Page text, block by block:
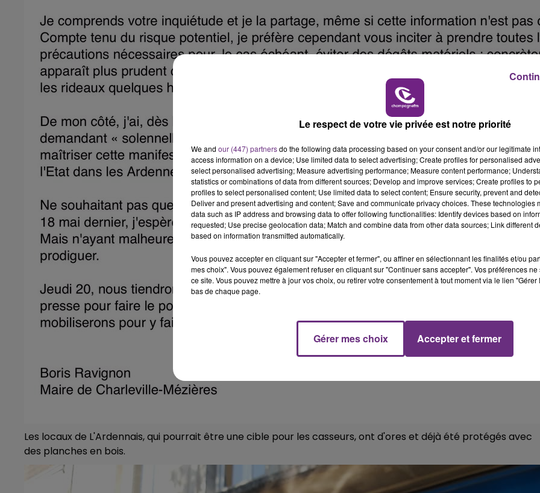
Les locaux de L'Ardennais, qui pourrait être une cible pour les casseurs, ont d'ores et déjà été protégés avec
des planches en bois.
Le respect de votre vie privée est notre priorité
We and our (447) partnersdo the following data processing based on your consent and/or our legitimate
access information on a device; Use limited data to select advertising; Create profiles for personalised
select personalised advertising; Measure advertising performance; Measure content performance;
statistics or combinations of data from different sources; Develop and improve services; Create profiles to
profiles to select personalised content; Use limited data to select content; Ensure security, prevent and
Deliver and present advertising and content; Save and communicate privacy choices. These technologies
data such as IP address and browsing data to offer following functionalities: Identify devices based on
requested; Use precise geolocation data; Match and combine data from other data sources; Link different
based on information transmitted automatically.
Vous pouvez accepter en cliquant sur "Accepter et fermer", ou affiner en sélectionnant les finalités et/ou
mes choix". Vous pouvez également refuser en cliquant sur "Continuer sans accepter". Vos préférences
ce site. Vous pouvez mettre à jour vos choix, ou retirer votre consentement à tout moment via le lien
bas de chaque page.
Gérer mes choix Accepter et fermer